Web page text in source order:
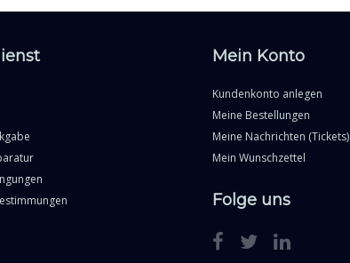
Mein Konto
Kundenkonto anlegen
Meine Bestellungen
Meine Nachrichten (Tickets)
Mein Wunschzettel
Folge uns